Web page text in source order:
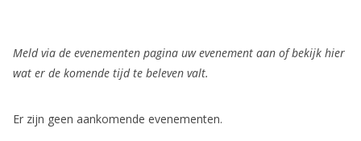
Meld via de evenementen pagina uw evenement aan of bekijk hier
wat er de komende tijd te beleven valt.
Er zijn geen aankomende evenementen.